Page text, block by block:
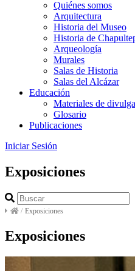
Quiénes somos
Arquitectura
Historia del Museo
Historia de
Arqueología
Murales
Salas de Historia
Salas del Alcázar
Educación
Materiales de
Glosario
Publicaciones
Iniciar Sesión
Exposiciones
/ Exposiciones
Exposiciones